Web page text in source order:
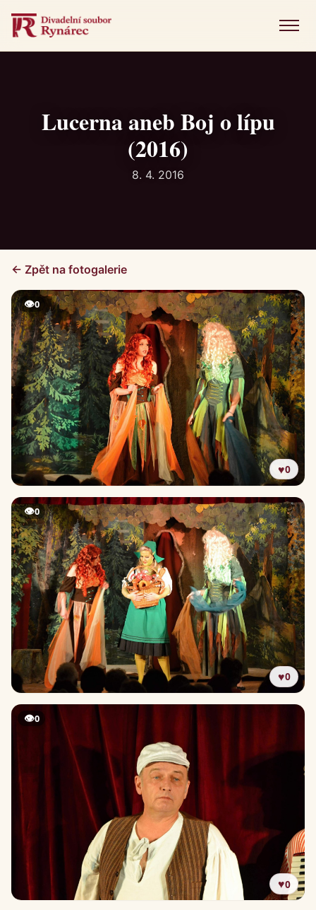
Kniha návštěv
Lucerna aneb Boj o lípu
(2016)
8. 4. 2016
← Zpět na fotogalerie
👁0
♥0
👁0
♥0
👁0
♥0